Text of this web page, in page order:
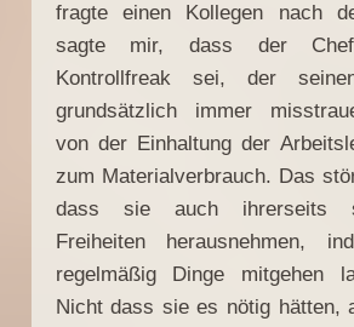
fragte einen Kollegen nach
sagte mir, dass der
Kontrollfreak sei, der
grundsätzlich immer
von der Einhaltung der
zum Materialverbrauch. Das
dass sie auch ihrerseits
Freiheiten herausnehmen,
regelmäßig Dinge mitgehen
Nicht dass sie es nötig hätten,